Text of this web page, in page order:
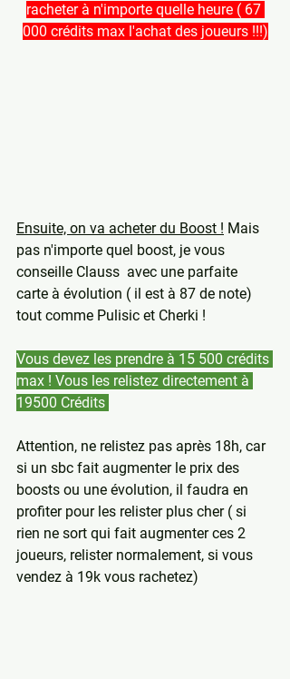
racheter à n'importe quelle heure ( 67
000 crédits max l'achat des joueurs !!!)
Ensuite, on va acheter du Boost ! Mais
pas n'importe quel boost, je vous
conseille Clauss  avec une parfaite
carte à évolution ( il est à 87 de note)
tout comme Pulisic et Cherki !
Vous devez les prendre à 15 500 crédits
max ! Vous les relistez directement à
19500 Crédits
Attention, ne relistez pas après 18h, car
si un sbc fait augmenter le prix des
boosts ou une évolution, il faudra en
profiter pour les relister plus cher ( si
rien ne sort qui fait augmenter ces 2
joueurs, relister normalement, si vous
vendez à 19k vous rachetez)